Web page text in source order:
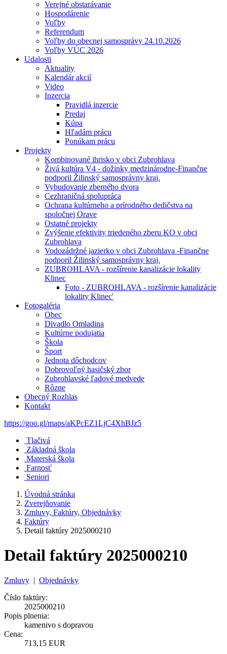
Verejné obstarávanie
Hospodárenie
Voľby
Referendum
Voľby do obecnej samosprávy 24.10.2026
Voľby VÚC 2026
Udalosti
Aktuality
Kalendár akcií
Video
Inzercia
Pravidlá inzercie
Predaj
Kúpa
Hľadám prácu
Ponúkam prácu
Projekty
Kombinované ihrisko v obci Zubrohlava
Živá kultúra V4 - dožinky medzinárodne-Finančne
podporil Žilinský samosprávny kraj.
Vybudovanie zberného dvora
Cezhraničná spolupráca
Ochrana kultúrneho a prírodného dedičstva na
spoločnej Orave
Ostatné projekty
Zvýšenie efektivity triedeného zberu KO v obci
Zubrohlava
Vodozádržné jazierko v obci Zubrohlava -Finančne
podporil Žilinský samosprávny kraj.
ZUBROHLAVA - rozšírenie kanalizácie lokality
Klinec
Foto - ZUBROHLAVA - rozšírenie kanalizácie
lokality Klinec'
Fotogaléria
Obec
Divadlo Omladina
Kultúrne podujatia
Škola
Šport
Jednota dôchodcov
Dobrovoľný hasičský zbor
Zubrohlavské ľadové medvede
Rôzne
Obecný Rozhlas
Kontakt
https://goo.gl/maps/aKPcEZ1LjC4XhBJz5
Tlačivá
Základná škola
Materská škola
Farnosť
Seniori
Úvodná stránka
Zverejňovanie
Zmluvy, Faktúry, Objednávky
Faktúry
Detail faktúry 2025000210
Detail faktúry 2025000210
Zmluvy | Objednávky
Číslo faktúry:
2025000210
Popis plnenia:
kamenivo s dopravou
Cena:
713,15 EUR